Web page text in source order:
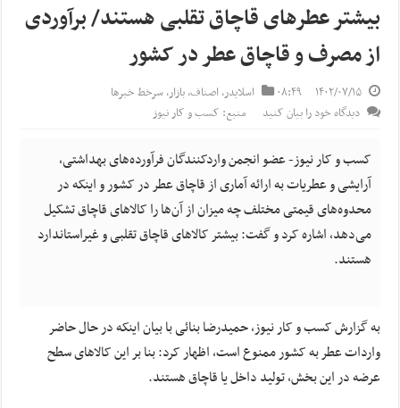
بیشتر عطرهای قاچاق تقلبی هستند/ برآوردی
از مصرف و قاچاق عطر در کشور
۱۴۰۲/۰۷/۱۵ ۰۸:۴۹ اسلایدر,اصناف,بازار,سرخط خبرها
دیدگاه خود را بیان کنید
منبع: کسب و کار نیوز
کسب و کار نیوز- عضو انجمن واردکنندگان فرآورده‌های بهداشتی،
آرایشی و عطریات به ارائه آماری از قاچاق عطر در کشور و اینکه در
محدوه‌های قیمتی مختلف چه میزان از آن‌ها را کالاهای قاچاق تشکیل
می‌دهد، اشاره کرد و گفت: بیشتر کالاهای قاچاق تقلبی و غیراستاندارد
هستند.
به گزارش کسب و کار نیوز، حمیدرضا بنائی با بیان اینکه در حال حاضر
واردات عطر به کشور ممنوع است، اظهار کرد: بنا بر این کالاهای سطح
عرضه در این بخش، تولید داخل یا قاچاق هستند.